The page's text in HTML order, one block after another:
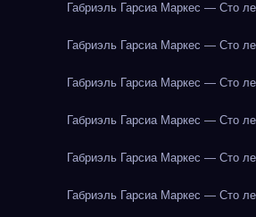
Габриэль Гарсиа Маркес — Сто
Габриэль Гарсиа Маркес — Сто
Габриэль Гарсиа Маркес — Сто
Габриэль Гарсиа Маркес — Сто
Габриэль Гарсиа Маркес — Сто
Габриэль Гарсиа Маркес — Сто